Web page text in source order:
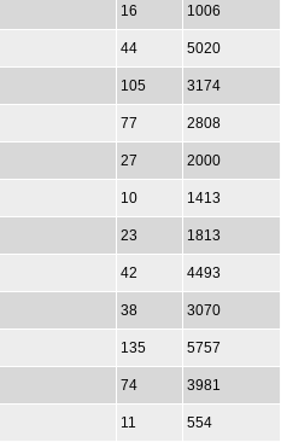
16 1006
44 5020
105 3174
77 2808
27 2000
10 1413
23 1813
42 4493
38 3070
135 5757
74 3981
11 554